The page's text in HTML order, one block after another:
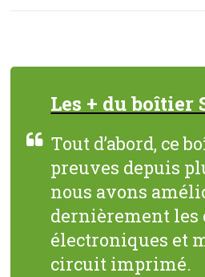
Les + du boîtier
Tout d’abord, ce
preuves depuis
nous avons
dernièrement les
électroniques et
circuit imprimé.